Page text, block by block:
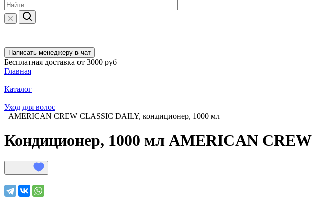
Написать менеджеру в чат
Бесплатная доставка от 3000 руб
Главная
–
Каталог
–
Уход для волос
–AMERICAN CREW CLASSIC DAILY, кондиционер, 1000 мл
Кондиционер, 1000 мл AMERICAN CREW